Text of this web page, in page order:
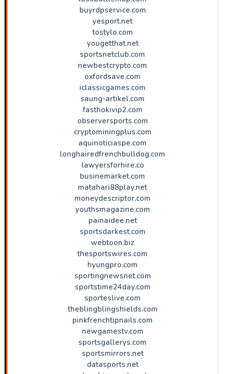
buyrdpservice.com
yesport.net
tostylo.com
yougetthat.net
sportsnetclub.com
newbestcrypto.com
oxfordsave.com
iclassicgames.com
saung-artikel.com
fasthokivip2.com
observersports.com
cryptominingplus.com
aquinoticiaspe.com
longhairedfrenchbulldog.com
lawyersforhire.co
businemarket.com
matahari88play.net
moneydescriptor.com
youthsmagazine.com
painaidee.net
sportsdarkest.com
webtoon.biz
thesportswires.com
hyungpro.com
sportingnewsnet.com
sportstime24day.com
sporteslive.com
theblingblingshields.com
pinkfrenchtipnails.com
newgamestv.com
sportsgallerys.com
sportsmirrors.net
datasports.net